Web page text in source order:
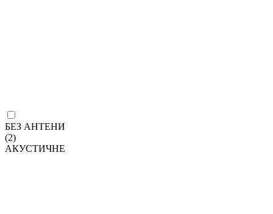
БЕЗ АНТЕНИ
(2)
АКУСТИЧНЕ